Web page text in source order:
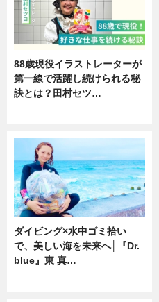
88歳現役イラストレーターが
第一線で活躍し続けられる秘
訣とは？田村セツ…
ダイビング×水中ゴミ拾い
で、美しい海を未来へ│『Dr.
blue』東 真…